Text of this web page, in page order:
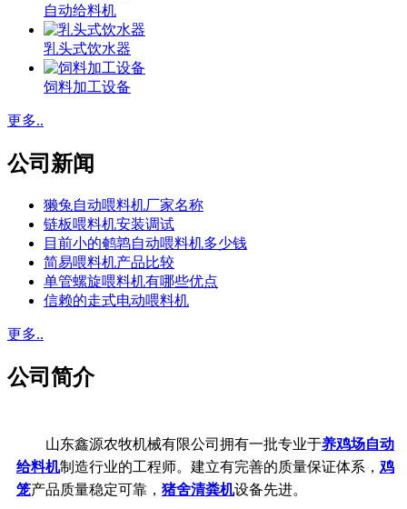
自动给料机
乳头式饮水器
饲料加工设备
更多..
公司新闻
獭兔自动喂料机厂家名称
链板喂料机安装调试
目前小的鹌鹑自动喂料机多少钱
简易喂料机产品比较
单管螺旋喂料机有哪些优点
信赖的走式电动喂料机
更多..
公司简介
山东鑫源农牧机械有限公司拥有一批专业于养鸡场自动
给料机制造行业的工程师。建立有完善的质量保证体系， 鸡
笼产品质量稳定可靠， 猪舍清粪机设备先进。